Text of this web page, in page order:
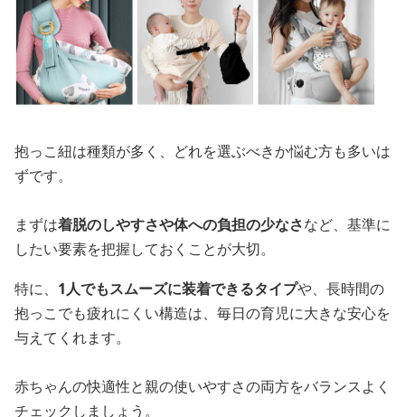
抱っこ紐は種類が多く、どれを選ぶべきか悩む方も多いは
ずです。
まずは着脱のしやすさや体への負担の少なさなど、基準に
したい要素を把握しておくことが大切。
特に、 1人でもスムーズに装着できるタイプや、長時間の
抱っこでも疲れにくい構造は、毎日の育児に大きな安心を
与えてくれます。
赤ちゃんの快適性と親の使いやすさの両方をバランスよく
チェックしましょう。